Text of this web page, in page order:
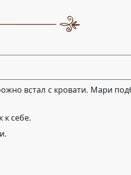
встал с кровати. Мари
к себе.